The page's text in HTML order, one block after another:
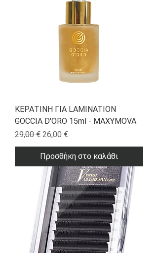
ΚΕΡΑΤΙΝΗ ΓΙΑ LAMINATION
GOCCIA D'ORO 15ml - MAXYMOVA
Κανονική τιμή
29,00 € Τιμή Έκπτωσης
26,00 €
Προσθήκη στο καλάθι